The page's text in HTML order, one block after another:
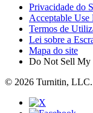
Privacidade do
Acceptable Use
Termos de
Lei sobre a
Mapa do site
Do Not Sell My
© 2026 Turnitin, LLC.